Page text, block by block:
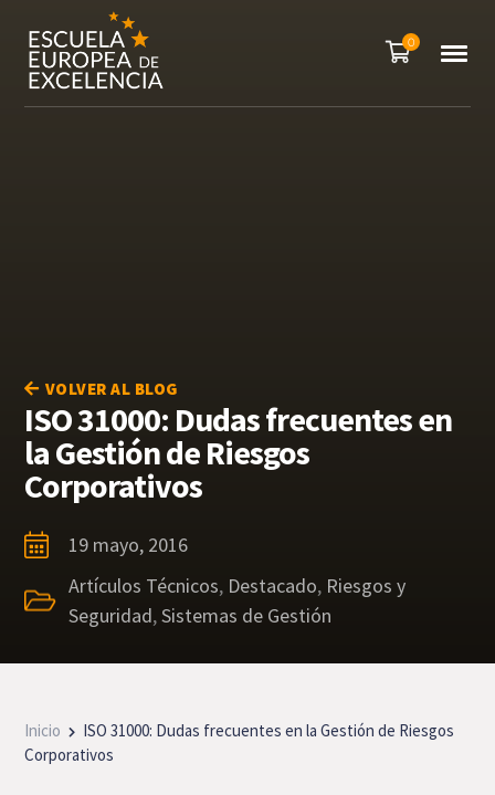
0
VOLVER AL BLOG
ISO 31000: Dudas frecuentes en
la Gestión de Riesgos
Corporativos
19 mayo, 2016
Artículos Técnicos, Destacado, Riesgos y
Seguridad,Sistemas de Gestión
Inicio
ISO 31000: Dudas frecuentes en la Gestión de Riesgos
Corporativos